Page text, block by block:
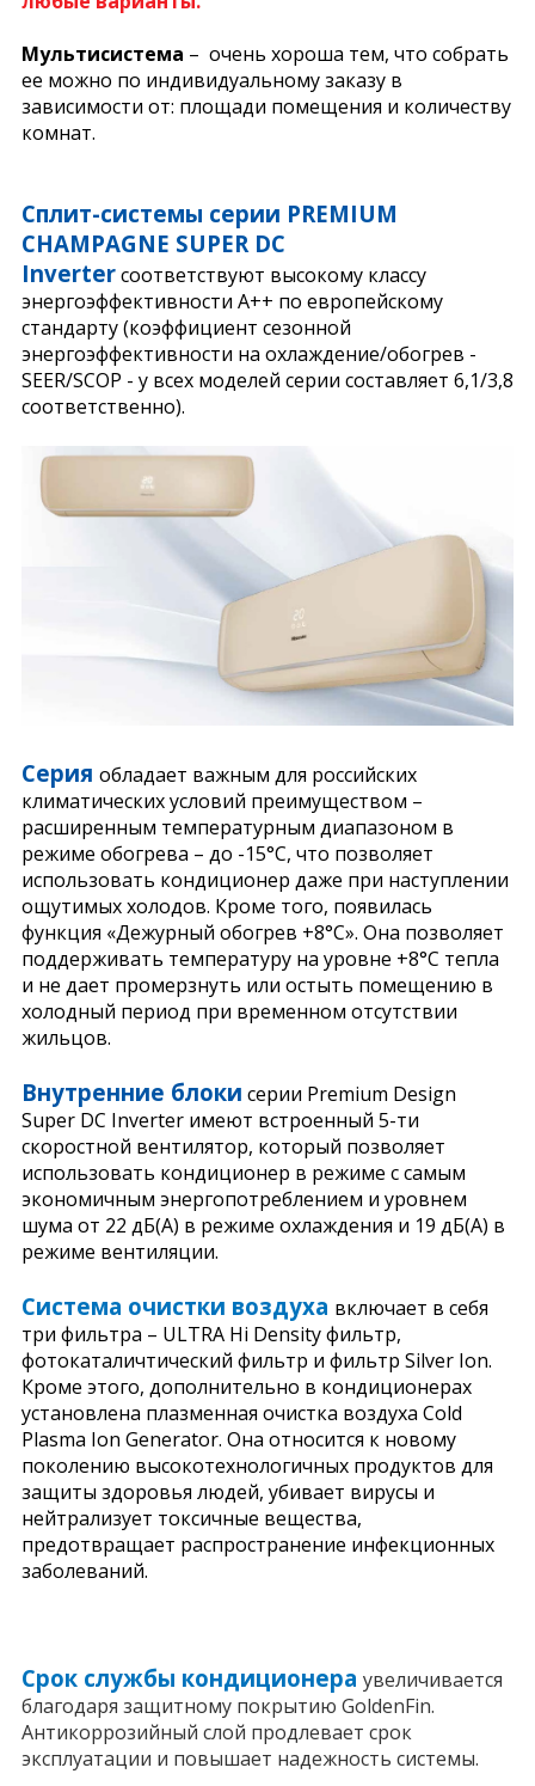
Мультисистема – очень хороша тем, что собрать
ее можно по индивидуальному заказу в
зависимости от: площади помещения и количеству
комнат.
Сплит-системы серии PREMIUM
CHAMPAGNE SUPER DC
Inverterсоответствуют высокому классу
энергоэффективности A++ по европейскому
стандарту (коэффициент сезонной
энергоэффективности на охлаждение/обогрев -
SEER/SCOP - у всех моделей серии составляет 6,1/3,8
соответственно).
Серия обладает важным для российских
климатических условий преимуществом –
расширенным температурным диапазоном в
режиме обогрева – до -15°С, что позволяет
использовать кондиционер даже при наступлении
ощутимых холодов. Кроме того, появилась
функция «Дежурный обогрев +8°С». Она позволяет
поддерживать температуру на уровне +8°С тепла
и не дает промерзнуть или остыть помещению в
холодный период при временном отсутствии
жильцов.
Внутренние блоки серии Premium Design
Super DC Inverter имеют встроенный 5-ти
скоростной вентилятор, который позволяет
использовать кондиционер в режиме с самым
экономичным энергопотреблением и уровнем
шума от 22 дБ(A) в режиме охлаждения и 19 дБ(A) в
режиме вентиляции.
Система очистки воздуха включает в себя
три фильтра – ULTRA Hi Density фильтр,
фотокаталичтический фильтр и фильтр Silver Ion.
Кроме этого, дополнительно в кондиционерах
установлена плазменная очистка воздуха Cold
Plasma Ion Generator. Она относится к новому
поколению высокотехнологичных продуктов для
защиты здоровья людей, убивает вирусы и
нейтрализует токсичные вещества,
предотвращает распространение инфекционных
заболеваний.
Срок службы кондиционера увеличивается
благодаря защитному покрытию GoldenFin.
Антикоррозийный слой продлевает срок
эксплуатации и повышает надежность системы.